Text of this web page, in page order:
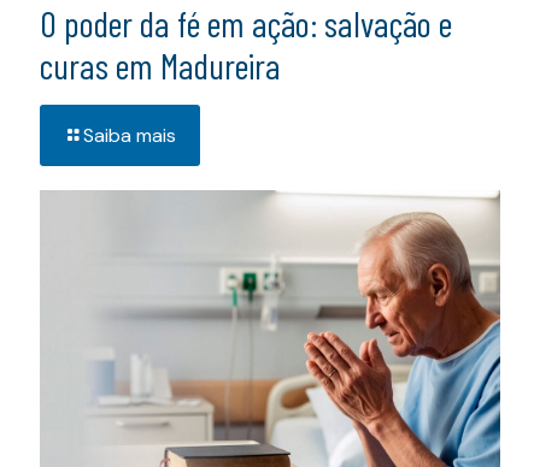
O poder da fé em ação: salvação e
curas em Madureira
Saiba mais